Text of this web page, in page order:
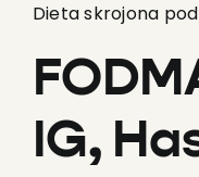
Dieta skrojona
IG,